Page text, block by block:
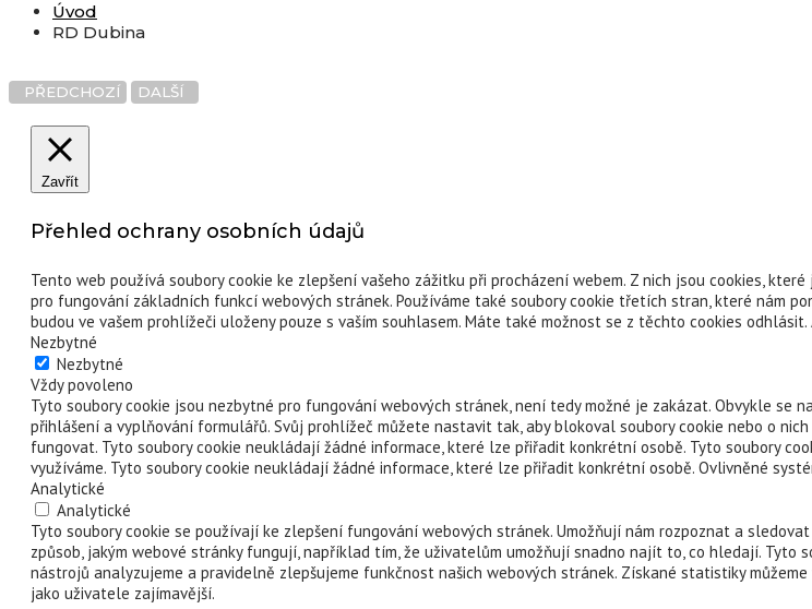
Úvod
RD Dubina
PŘEDCHOZÍ DALŠÍ
Zavřít
Přehled ochrany osobních údajů
Tento web používá soubory cookie ke zlepšení vašeho zážitku při procházení webem. Z nich jsou cookies,
pro fungování základních funkcí webových stránek. Používáme také soubory cookie třetích stran, které nám
budou ve vašem prohlížeči uloženy pouze s vaším souhlasem. Máte také možnost se z těchto cookies
Nezbytné
Nezbytné
Vždy povoleno
Tyto soubory cookie jsou nezbytné pro fungování webových stránek, není tedy možné je zakázat. Obvykle se
přihlášení a vyplňování formulářů. Svůj prohlížeč můžete nastavit tak, aby blokoval soubory cookie nebo o
fungovat. Tyto soubory cookie neukládají žádné informace, které lze přiřadit konkrétní osobě. Tyto soubory
využíváme. Tyto soubory cookie neukládají žádné informace, které lze přiřadit konkrétní osobě. Ovlivněné
Analytické
Analytické
Tyto soubory cookie se používají ke zlepšení fungování webových stránek. Umožňují nám rozpoznat a
způsob, jakým webové stránky fungují, například tím, že uživatelům umožňují snadno najít to, co hledají. Tyto
nástrojů analyzujeme a pravidelně zlepšujeme funkčnost našich webových stránek. Získané statistiky
jako uživatele zajímavější.